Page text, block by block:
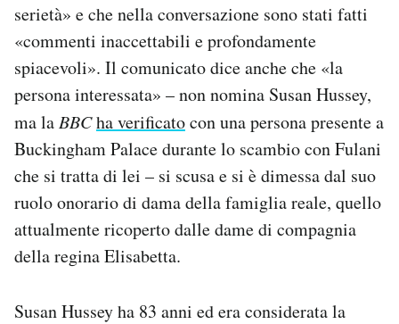
serietà» e che nella conversazione sono stati fatti
«commenti inaccettabili e profondamente
spiacevoli». Il comunicato dice anche che «la
persona interessata» – non nomina Susan Hussey,
ma la BBCha verificatocon una persona presente a
Buckingham Palace durante lo scambio con Fulani
che si tratta di lei – si scusa e si è dimessa dal suo
ruolo onorario di dama della famiglia reale, quello
attualmente ricoperto dalle dame di compagnia
della regina Elisabetta.
Susan Hussey ha 83 anni ed era considerata la